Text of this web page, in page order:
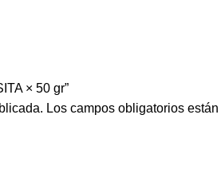
× 50 gr”
Los campos obligatorios